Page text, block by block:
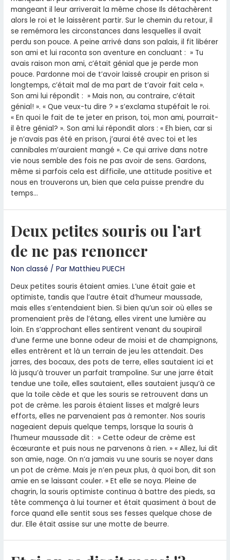
mangeant il leur arriverait la même chose Ils détachèrent
alors le roi et le laissèrent partir. Sur le chemin du retour, il
se remémora les circonstances dans lesquelles il avait
perdu son pouce. A peine arrivé dans son palais, il fit libérer
son ami et lui raconta son aventure en concluant : » Tu
avais raison mon ami, c’était génial que je perde mon
pouce. Pardonne moi de t’avoir laissé croupir en prison si
longtemps, c’était mal de ma part de t’avoir fait cela ».
Son ami lui répondit : » Mais non, au contraire, c’était
génial! ». « Que veux-tu dire ? » s’exclama stupéfait le roi.
« En quoi le fait de te jeter en prison, toi, mon ami, pourrait-
il être génial? ». Son ami lui répondit alors : « Eh bien, car si
je n’avais pas été en prison, j’aurai été avec toi et les
cannibales m’auraient mangé ». Ce qui arrive dans notre
vie nous semble des fois ne pas avoir de sens. Gardons,
même si parfois cela est difficile, une attitude positive et
nous en trouverons un, bien que cela puisse prendre du
temps…
Deux petites souris ou l’art
de ne pas renoncer
Non classé / ParMatthieu PUECH
Deux petites souris étaient amies. L’une était gaie et
optimiste, tandis que l’autre était d’humeur maussade,
mais elles s’entendaient bien. Si bien qu’un soir où elles se
promenaient près de l’étang, elles virent une lumière au
loin. En s’approchant elles sentirent venant du soupirail
d’une ferme une bonne odeur de moisi et de champignons,
elles entrèrent et là un terrain de jeu les attendait. Des
jarres, des bocaux, des pots de terre, elles sautaient ici et
là jusqu’à trouver un parfait trampoline. Sur une jarre était
tendue une toile, elles sautaient, elles sautaient jusqu’à ce
que la toile cède et que les souris se retrouvent dans un
pot de crème. les parois étaient lisses et malgré leurs
efforts, elles ne parvenaient pas à remonter. Nos souris
nageaient depuis quelque temps, lorsque la souris à
l’humeur maussade dit : » Cette odeur de crème est
écœurante et puis nous ne parvenons à rien. » « Allez, lui dit
son amie, nage. On n’a jamais vu une souris se noyer dans
un pot de crème. Mais je n’en peux plus, à quoi bon, dit son
amie en se laissant couler. » Et elle se noya. Pleine de
chagrin, la souris optimiste continua à battre des pieds, sa
tête commença à lui tourner et était quasiment à bout de
force quand elle sentit sous ses fesses quelque chose de
dur. Elle était assise sur une motte de beurre.